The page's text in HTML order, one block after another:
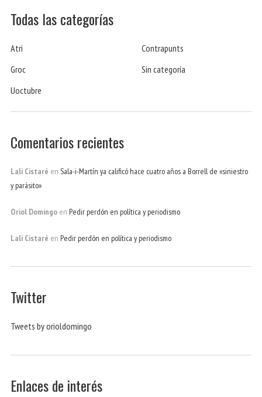
Todas las categorías
Atri
Contrapunts
Groc
Sin categoría
Uoctubre
Comentarios recientes
Lali Cistaré en Sala-i-Martín ya calificó hace cuatro años a Borrell de «siniestro
y parásito»
Oriol Domingo en Pedir perdón en política y periodismo
Lali Cistaré en Pedir perdón en política y periodismo
Twitter
Tweets by orioldomingo
Enlaces de interés